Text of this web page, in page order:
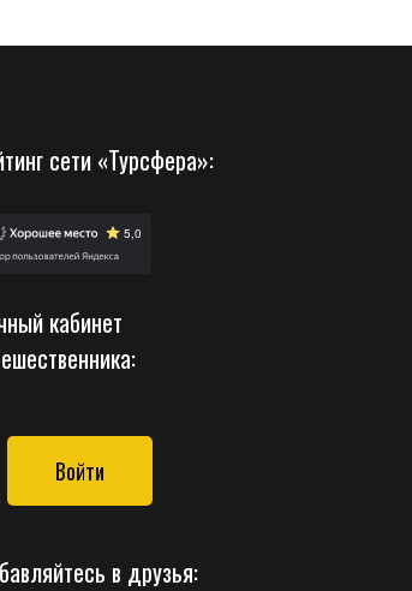
сети «Турсфера»:
кабинет
Войти
в друзья: